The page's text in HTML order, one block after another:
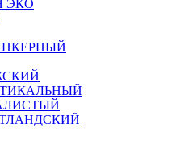
ЭКО